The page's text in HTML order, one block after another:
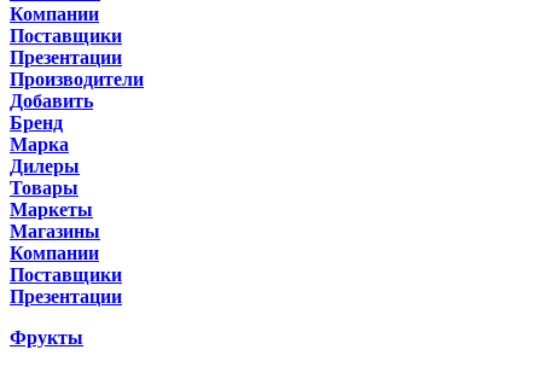
Компании
Поставщики
Презентации
Производители
Добавить
Бренд
Марка
Дилеры
Товары
Маркеты
Магазины
Компании
Поставщики
Презентации
Фрукты